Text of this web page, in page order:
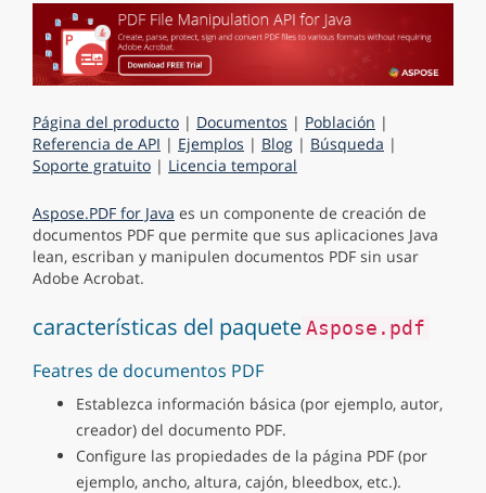
Página del producto | Documentos | Población |
Referencia de API | Ejemplos | Blog | Búsqueda |
Soporte gratuito | Licencia temporal
Aspose.PDF for Java es un componente de creación de
documentos PDF que permite que sus aplicaciones Java
lean, escriban y manipulen documentos PDF sin usar
Adobe Acrobat.
características del paqueteAspose.pdf
Featres de documentos PDF
Establezca información básica (por ejemplo, autor,
creador) del documento PDF.
Configure las propiedades de la página PDF (por
ejemplo, ancho, altura, cajón, bleedbox, etc.).